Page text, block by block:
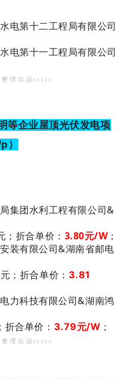
电第十二工程局有限公司
电第十一工程局有限公司
理 出 品<<<<<
等企业屋顶光伏发电项
集团水利工程有限公司&
折合单价： 3.80元/W；
装有限公司&湖南省邮电
； 折合单价： 3.81
力科技有限公司&湖南鸿
折合单价： 3.79元/W ；
理 出 品<<<<<